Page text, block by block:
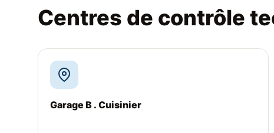
Centres de contrôle
Garage B . Cuisinier